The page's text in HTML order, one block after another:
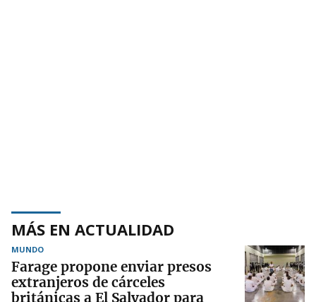
MÁS EN ACTUALIDAD
MUNDO
Farage propone enviar presos
extranjeros de cárceles
británicas a El Salvador para